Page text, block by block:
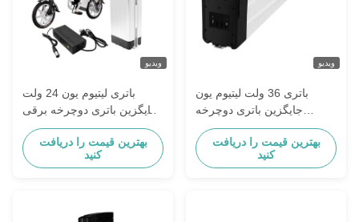
ویدیو
باتری لیتیوم یون 24 ولت
جایگزین باتری دوچرخه برقی
سامسونگ ZhenLong
بهترین قیمت را دریافت
کنید
ویدیو
باتری 36 ولت لیتیوم یون
جایگزین باتری دوچرخه
Mifs سامسونگ ZhenLong
بهترین قیمت را دریافت
کنید